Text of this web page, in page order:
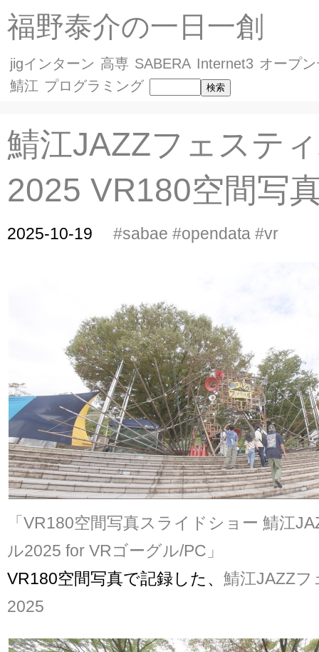
福野泰介の一日一創
jigインターン 高専 SABERA Internet3 オープ
鯖江 プログラミング
鯖江JAZZフェステ
2025 VR180空間写
2025-10-19 #sabae #opendata #vr
「VR180空間写真スライドショー 鯖江
ル2025 for VRゴーグル/PC」
VR180空間写真で記録した、 鯖江JAZZ
2025